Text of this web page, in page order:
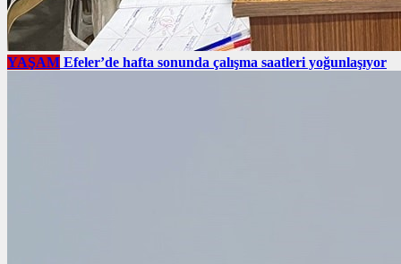
YAŞAM Efeler’de hafta sonunda çalışma saatleri yoğunlaşıyor